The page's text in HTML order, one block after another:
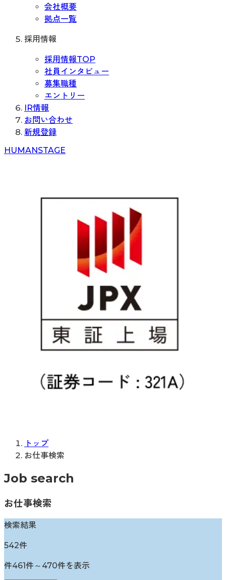
会社概要
拠点一覧
採用情報
採用情報TOP
社員インタビュー
募集職種
エントリー
IR情報
お問い合わせ
新規登録
HUMANSTAGE
トップ
お仕事検索
Job search
お仕事検索
検索結果
542件
件461件～ 470件を表示